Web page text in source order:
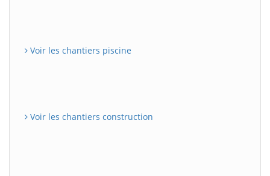
Voir les chantiers piscine
Voir les chantiers construction